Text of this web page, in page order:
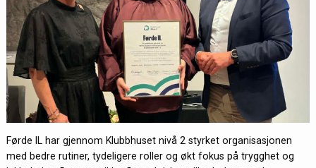
Førde IL har gjennom Klubbhuset nivå 2 styrket organisasjonen
med bedre rutiner, tydeligere roller og økt fokus på trygghet og